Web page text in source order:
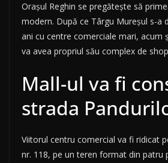
Orașul Reghin se pregătește să
modern. După ce Târgu Mureșul s-a
ani cu centre comerciale mari, acum
va avea propriul său complex de
Mall-ul va fi
strada
Viitorul centru comercial va fi ridicat
nr. 118, pe un teren format din patru